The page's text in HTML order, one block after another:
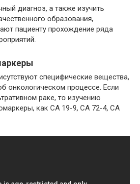
диагноз, а также изучить
образования,
пациенту прохождение ряда
специфические вещества,
онкологическом процессе. Если
раке, то изучению
как СА 19-9, СА 72-4, СА